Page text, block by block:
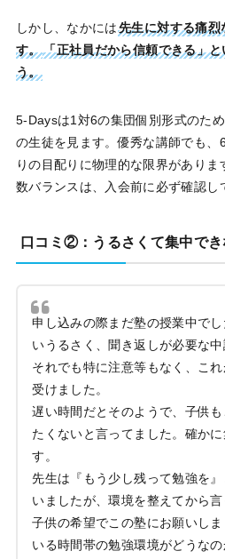
しかし、なかには先生に対する痛烈
す。「正社員だから信頼できる」
う。
5-Daysは1対6の集団個別形式のた
の生徒を見ます。優秀な講師でも、
りの目配りに物理的な限界があり
数バランスは、入会前に必ず確認し
口コミ②：うるさくて集中でき
申し込みの際まだ塾の授業中で
いうるさく、聞き返しが必要な中
それでも特に注意等もなく、こ
受けました。
遅い時間だとそのようで、子供
たくないと言ってました。確か
す。
先生は『もう少し残って勉強を
いましたが、環境を整えてから言
子供の希望でこの塾にお願いし
いる時間帯の勉強環境がどうなの